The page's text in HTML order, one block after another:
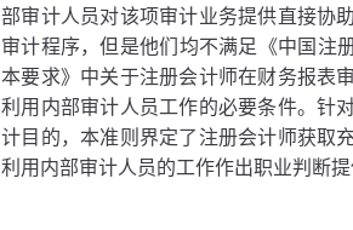
部审计人员对该项审计业务提供直接协
审计程序，但是他们均不满足《中国
本要求》中关于注册会计师在财务报表
利用内部审计人员工作的必要条件。针
计目的，本准则界定了注册会计师获取
利用内部审计人员的工作作出职业判断